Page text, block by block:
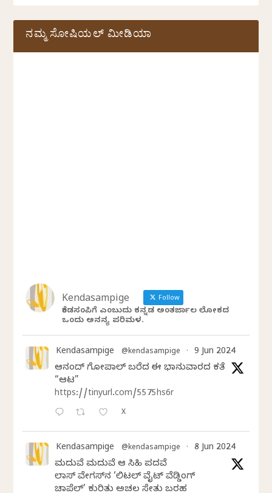
ನಮ್ಮ ಸೋಷಿಯಲ್‌ ಮೀಡಿಯಾ
Kendasampige Follow
ಕೆಂಡಸಂಪಿಗೆ ಎಂಬುದು ಕನ್ನಡ ಅಂತರ್ಜಾಲ ಲೋಕದ
ಒಂದು ಅನನ್ಯ ಪರಿಮಳ.
Kendasampige @kendasampige · 9 Jun 2024
ಆನಂದ್‌ ಗೋಪಾಲ್‌ ಬರೆದ ಈ ಭಾನುವಾರದ ಕತೆ
“ಆಟ”
https://tinyurl.com/5575hs6r
X
Kendasampige @kendasampige · 8 Jun 2024
ಮದುವೆ ಮದುವೆ ಆ ಸಿಹಿ ಪದವೆ
ಲಾಸ್‌ ವೇಗಸ್‌ನ ‘ಲಿಟಲ್ ವೈಟ್ ವೆಡ್ಡಿಂಗ್
ಚಾಪೆಲ್’ ಕುರಿತು ಅಚಲ ಸೇತು ಬರಹ